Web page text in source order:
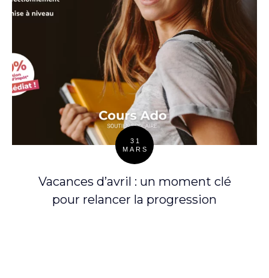
31
MARS
Vacances d’avril : un moment clé
pour relancer la progression